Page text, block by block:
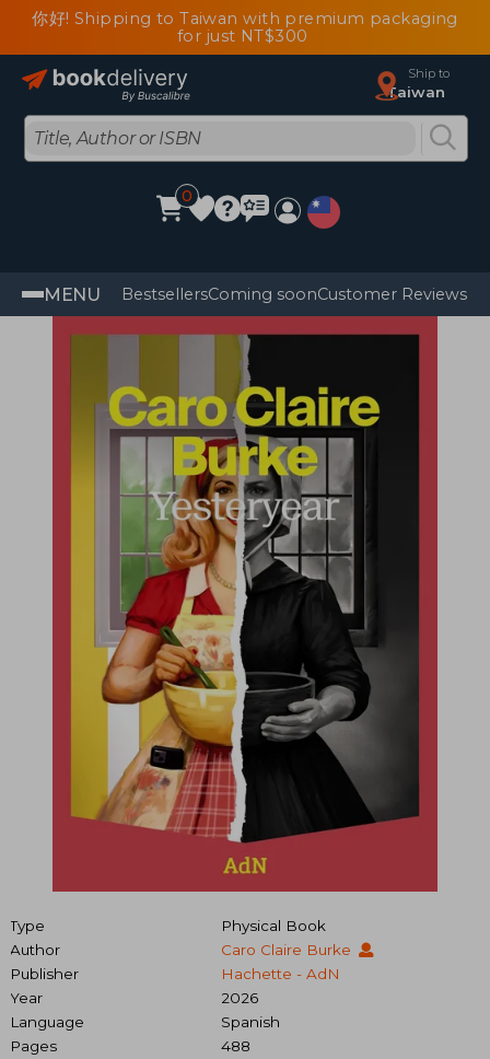
你好! Shipping to Taiwan with premium packaging
for just NT$300
Ship to
Taiwan
0
MENU BestsellersComing soonCustomer Reviews
Type
Physical Book
Author
Caro Claire Burke
Publisher
Hachette - AdN
Year
2026
Language
Spanish
Pages
488